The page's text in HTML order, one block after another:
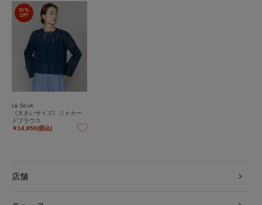
50%
OFF
Le Souk
《大きいサイズ》ジャカー
ドブラウス
￥14,850(税込)
店舗